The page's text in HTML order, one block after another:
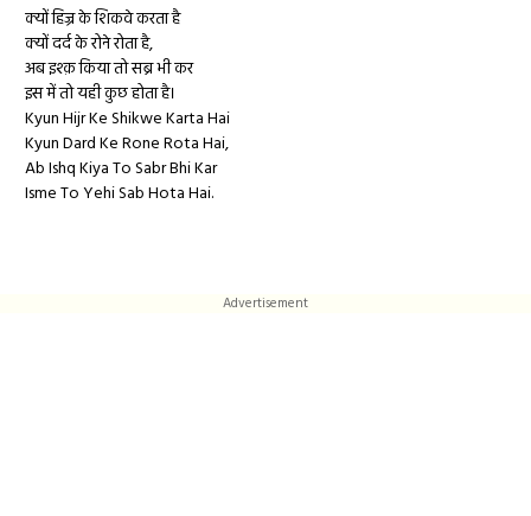
क्यों हिज्र के शिकवे करता है
क्यों दर्द के रोने रोता है,
अब इश्क़ किया तो सब्र भी कर
इस में तो यही कुछ होता है।
Kyun Hijr Ke Shikwe Karta Hai
Kyun Dard Ke Rone Rota Hai,
Ab Ishq Kiya To Sabr Bhi Kar
Isme To Yehi Sab Hota Hai.
Advertisement